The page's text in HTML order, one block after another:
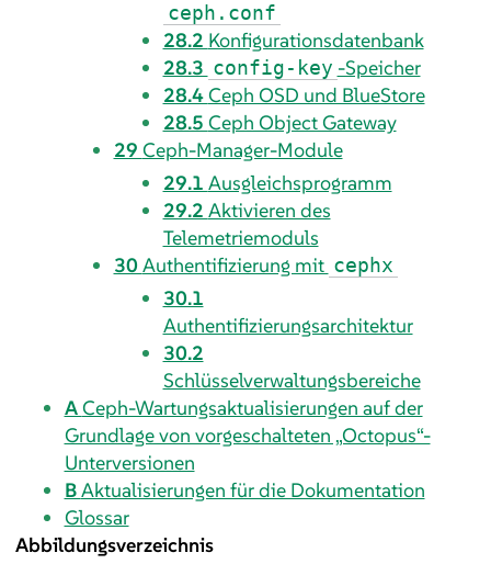
ceph.conf
28.2 Konfigurationsdatenbank
28.3 config-key -Speicher
28.4Ceph OSD und BlueStore
28.5 Ceph Object Gateway
29 Ceph-Manager-Module
29.1 Ausgleichsprogramm
29.2 Aktivieren des
Telemetriemoduls
30Authentifizierung mit cephx
30.1
Authentifizierungsarchitektur
30.2
Schlüsselverwaltungsbereiche
ACeph-Wartungsaktualisierungen auf der
Grundlage von vorgeschalteten „Octopus“-
Unterversionen
BAktualisierungen für die Dokumentation
Glossar
Abbildungsverzeichnis